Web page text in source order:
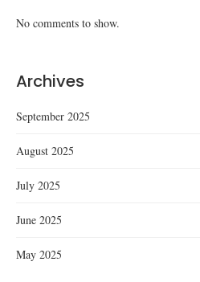
No comments to show.
Archives
September 2025
August 2025
July 2025
June 2025
May 2025